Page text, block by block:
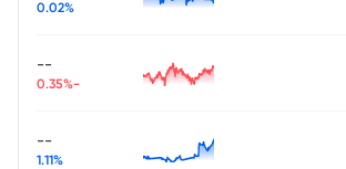
0.02%
--
-0.35%
--
1.11%